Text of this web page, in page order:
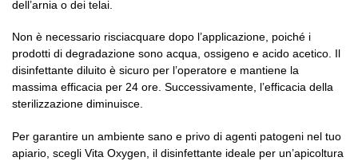
dell’arnia o dei telai.
Non è necessario risciacquare dopo l’applicazione, poiché i
prodotti di degradazione sono acqua, ossigeno e acido acetico. Il
disinfettante diluito è sicuro per l’operatore e mantiene la
massima efficacia per 24 ore. Successivamente, l’efficacia della
sterilizzazione diminuisce.
Per garantire un ambiente sano e privo di agenti patogeni nel tuo
apiario, scegli Vita Oxygen, il disinfettante ideale per un’apicoltura